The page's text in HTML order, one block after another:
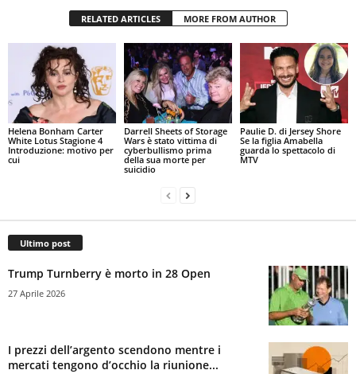
RELATED ARTICLES MORE FROM AUTHOR
Helena Bonham Carter
White Lotus Stagione 4
Introduzione: motivo per
cui
Darrell Sheets of Storage
Wars è stato vittima di
cyberbullismo prima
della sua morte per
suicidio
Paulie D. di Jersey Shore
Se la figlia Amabella
guarda lo spettacolo di
MTV
Ultimo post
Trump Turnberry è morto in 28 Open
27 Aprile 2026
I prezzi dell’argento scendono mentre i
mercati tengono d’occhio la riunione...